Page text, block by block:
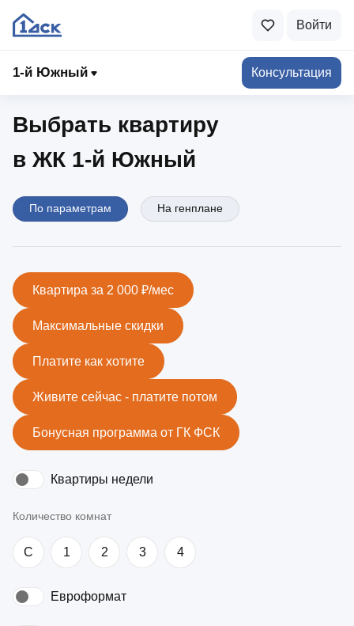
Войти
1-й Южный Консультация
1‑й Южный
Выбрать квартиру
в ЖК 1‑й Южный
По параметрам На генплане
Квартира за 2 000 ₽/мес
Максимальные скидки
Платите как хотите
Живите сейчас - платите потом
Бонусная программа от ГК ФСК
Квартиры недели
Количество комнат
C 1 2 3 4
Евроформат